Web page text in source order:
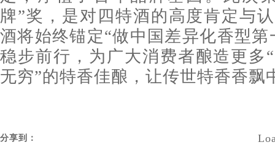
牌”奖，是对四特酒的高度肯定与
酒将始终锚定“做中国差异化香型第
稳步前行，为广大消费者酿造更多
无穷”的特香佳酿，让传世特香香飘
分享到：